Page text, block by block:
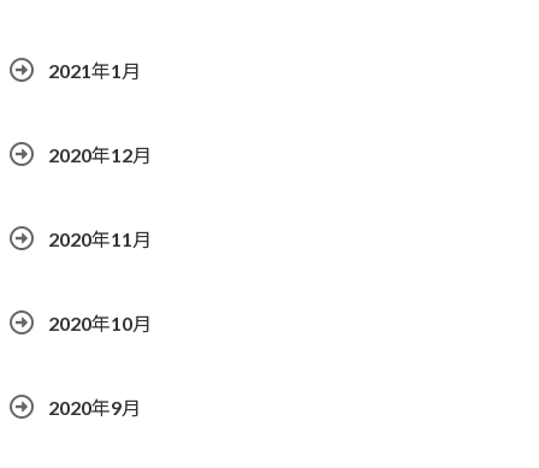
2021年1月
2020年12月
2020年11月
2020年10月
2020年9月